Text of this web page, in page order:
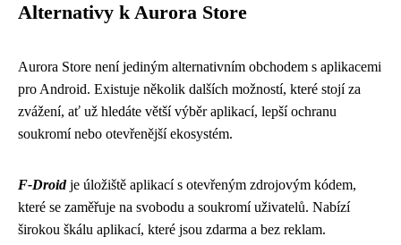
Alternativy k Aurora Store
Aurora Store není jediným alternativním obchodem s aplikacemi
pro Android. Existuje několik dalších možností, které stojí za
zvážení, ať už hledáte větší výběr aplikací, lepší ochranu
soukromí nebo otevřenější ekosystém.
F-Droidje úložiště aplikací s otevřeným zdrojovým kódem,
které se zaměřuje na svobodu a soukromí uživatelů. Nabízí
širokou škálu aplikací, které jsou zdarma a bez reklam.